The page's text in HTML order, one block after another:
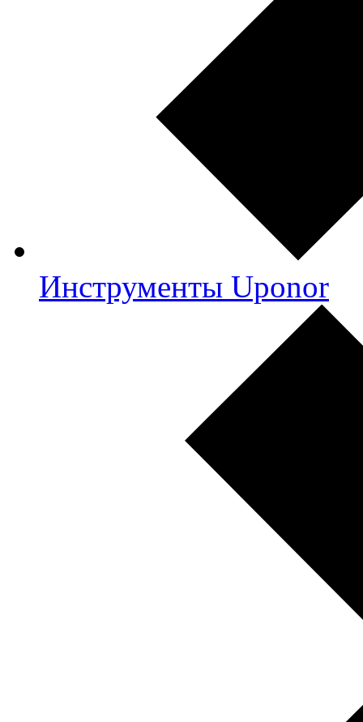
Инструменты Uponor